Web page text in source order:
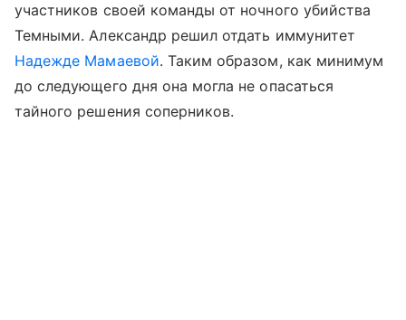
участников своей команды от ночного убийства
Темными. Александр решил отдать иммунитет
Надежде Мамаевой. Таким образом, как минимум
до следующего дня она могла не опасаться
тайного решения соперников.